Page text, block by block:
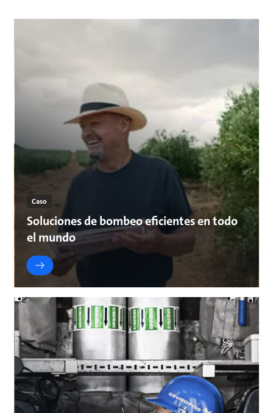
Caso
Soluciones de bombeo eficientes en todo
el mundo